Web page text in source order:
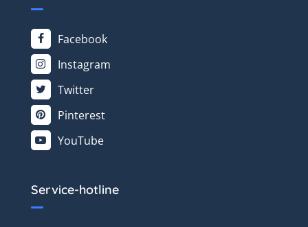
Facebook
Instagram
Twitter
Pinterest
YouTube
Service-hotline